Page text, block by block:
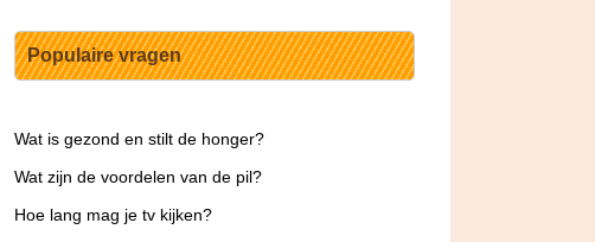
Populaire vragen
Wat is gezond en stilt de honger?
Wat zijn de voordelen van de pil?
Hoe lang mag je tv kijken?